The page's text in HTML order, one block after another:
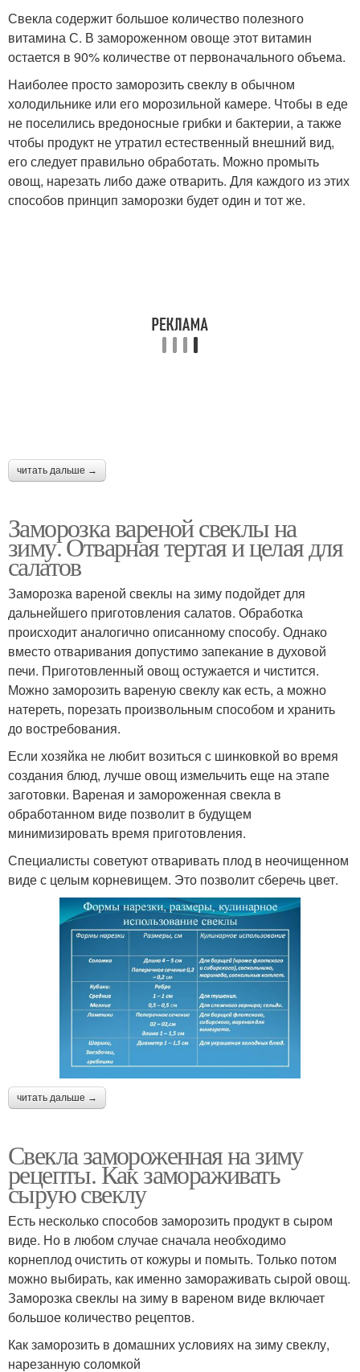
Свекла содержит большое количество полезного
витамина С. В замороженном овоще этот витамин
остается в 90% количестве от первоначального объема.
Наиболее просто заморозить свеклу в обычном
холодильнике или его морозильной камере. Чтобы в еде
не поселились вредоносные грибки и бактерии, а также
чтобы продукт не утратил естественный внешний вид,
его следует правильно обработать. Можно промыть
овощ, нарезать либо даже отварить. Для каждого из этих
способов принцип заморозки будет один и тот же.
читать дальше →
Заморозка вареной свеклы на
зиму. Отварная тертая и целая для
салатов
Заморозка вареной свеклы на зиму подойдет для
дальнейшего приготовления салатов. Обработка
происходит аналогично описанному способу. Однако
вместо отваривания допустимо запекание в духовой
печи. Приготовленный овощ остужается и чистится.
Можно заморозить вареную свеклу как есть, а можно
натереть, порезать произвольным способом и хранить
до востребования.
Если хозяйка не любит возиться с шинковкой во время
создания блюд, лучше овощ измельчить еще на этапе
заготовки. Вареная и замороженная свекла в
обработанном виде позволит в будущем
минимизировать время приготовления.
Специалисты советуют отваривать плод в неочищенном
виде с целым корневищем. Это позволит сберечь цвет.
читать дальше →
Свекла замороженная на зиму
рецепты. Как замораживать
сырую свеклу
Есть несколько способов заморозить продукт в сыром
виде. Но в любом случае сначала необходимо
корнеплод очистить от кожуры и помыть. Только потом
можно выбирать, как именно замораживать сырой овощ.
Заморозка свеклы на зиму в вареном виде включает
большое количество рецептов.
Как заморозить в домашних условиях на зиму свеклу,
нарезанную соломкой